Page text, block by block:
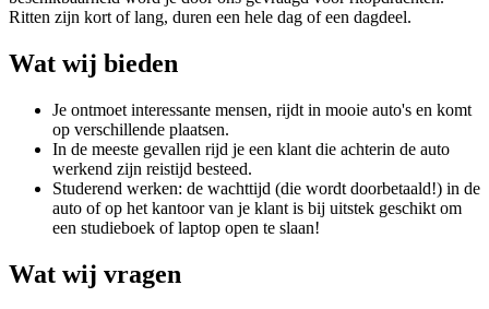
Ritten zijn kort of lang, duren een hele dag of een dagdeel.
Wat wij bieden
Je ontmoet interessante mensen, rijdt in mooie auto's en komt
op verschillende plaatsen.
In de meeste gevallen rijd je een klant die achterin de auto
werkend zijn reistijd besteed.
Studerend werken: de wachttijd (die wordt doorbetaald!) in de
auto of op het kantoor van je klant is bij uitstek geschikt om
een studieboek of laptop open te slaan!
Wat wij vragen